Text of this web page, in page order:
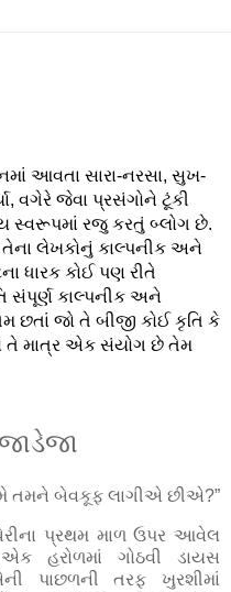
આવતા સારા-નરસા, સુખ-
વગેરે જેવા પ્રસંગોને ટૂંકી
સ્વરૂપમાં રજુ કરતું બ્લોગ છે.
લેખકોનું કાલ્પનીક અને
ધારક કોઈ પણ રીતે
સંપૂર્ણ કાલ્પનીક અને
છતાં જો તે બીજી કોઈ કૃતિ કે
તે માત્ર એક સંયોગ છે તેમ
તમને બેવકૂફ લાગીએ છીએ?”
પ્રથમ માળ ઉપર આવેલ
હરોળમાં ગોઠવી ડાયસ
પાછળની તરફ ખુરશીમાં